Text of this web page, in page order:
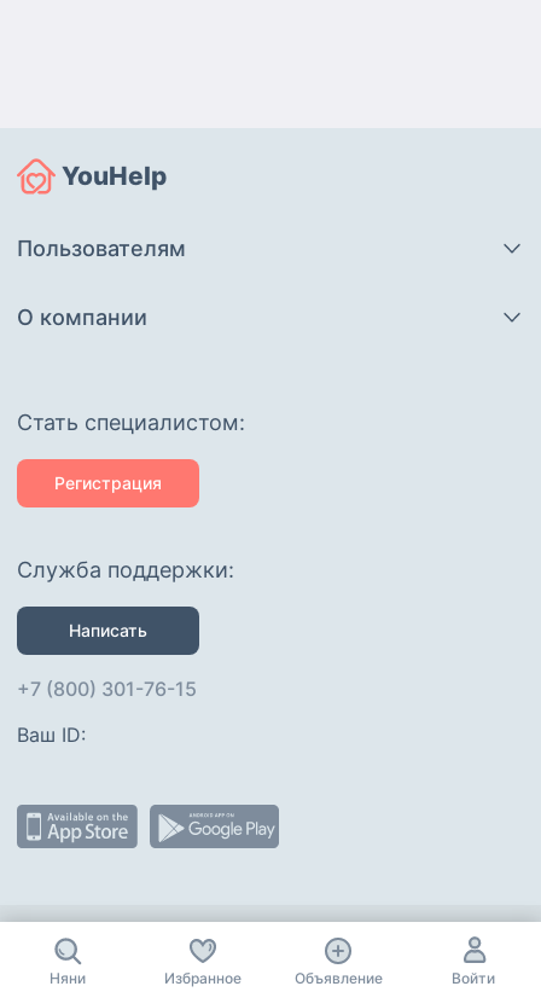
YouHelp
Пользователям
О компании
Cтать специалистом:
Регистрация
Служба поддержки:
Написать
+7 (800) 301-76-15
Ваш ID:
Присоединяйтесь :
Няни Избранное Объявление Войти